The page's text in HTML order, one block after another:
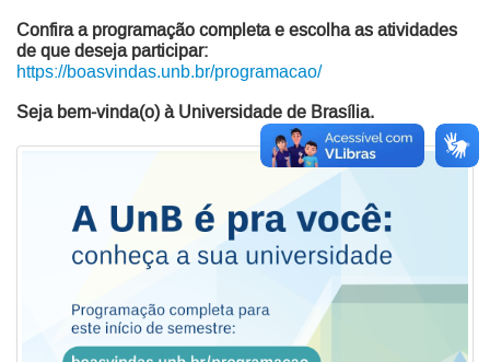
Confira a programação completa e escolha as atividades
de que deseja participar:
https://boasvindas.unb.br/programacao/
Seja bem-vinda(o) à Universidade de Brasília.